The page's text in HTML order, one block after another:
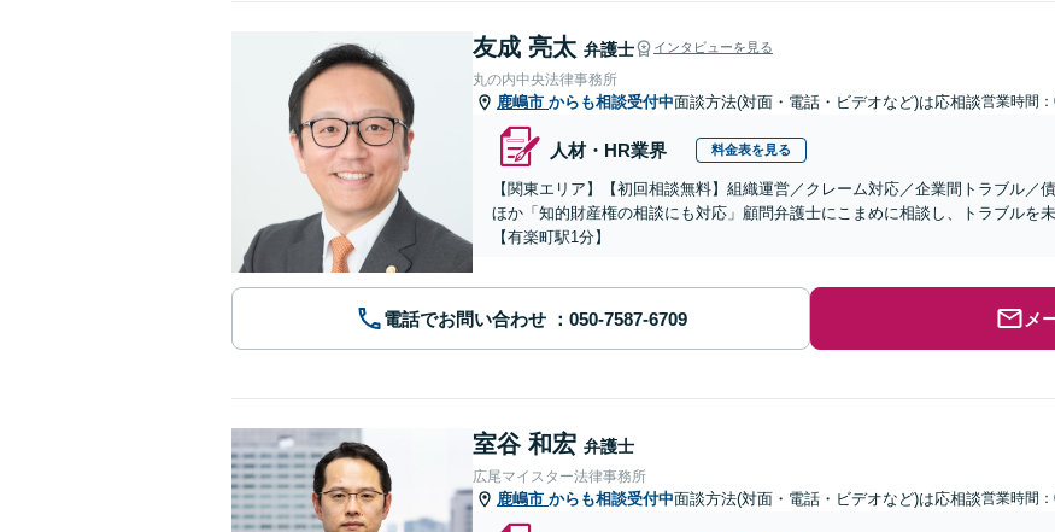
友成 亮太 弁護士 インタビューを見る
丸の内中央法律事務所
鹿嶋市 からも相談受付中面談方法(対面・電話・ビデオなど)は応相談営業時間
人材・HR業界 料金表を見る
【関東エリア】【初回相談無料】組織運営／クレーム対応／企業間トラブル／
ほか「知的財産権の相談にも対応」顧問弁護士にこまめに相談し、トラブルを
【有楽町駅1分】
電話でお問い合わせ メ
室谷 和宏 弁護士
広尾マイスター法律事務所
鹿嶋市 からも相談受付中面談方法(対面・電話・ビデオなど)は応相談営業時間